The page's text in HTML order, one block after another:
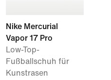
Nike Mercurial
Vapor 17 Pro
Low-Top-
Fußballschuh für
Kunstrasen